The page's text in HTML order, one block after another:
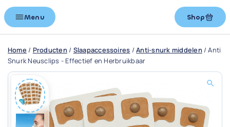
Menu Shop
Home / Producten/ Slaapaccessoires /Anti-snurk middelen/Anti
Snurk Neusclips - Effectief en Herbruikbaar